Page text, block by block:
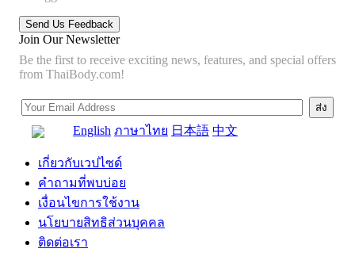
Join Our Newsletter
Be the first to receive exciting news, features, and special offers
from ThaiBody.com!
English ภาษาไทย 日本語 中文
เกี่ยวกับเวปไซด์
คำถามที่พบบ่อย
เงื่อนไขการใช้งาน
นโยบายสิทธิส่วนบุคคล
ติดต่อเรา